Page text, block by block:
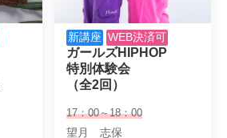
新講座 WEB決済可
ガールズHIPHOP
特別体験会
（全2回）
17：00～18：00
望月 志保